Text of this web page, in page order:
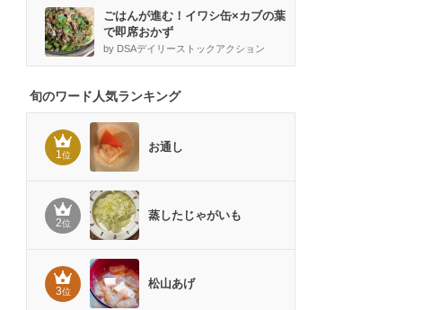
ごはんが進む！イワシ缶×カブの葉
で即席おかず
by DSAデイリーストックアクション
旬のワード人気ランキング
1位
お通し
2位
蒸したじゃがいも
3位
松山あげ